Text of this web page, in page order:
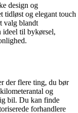
design og
tidløst og elegant touch
valg blandt
ideel til bykørsel,
der flere ting, du bør
og
bil. Du kan finde
forhandlere